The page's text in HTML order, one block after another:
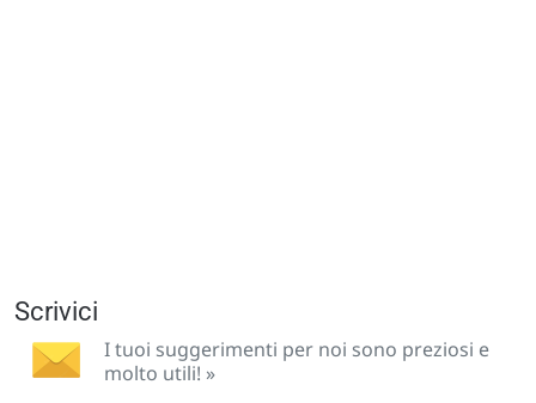
Scrivici
I tuoi suggerimenti per noi sono preziosi e
molto utili! »